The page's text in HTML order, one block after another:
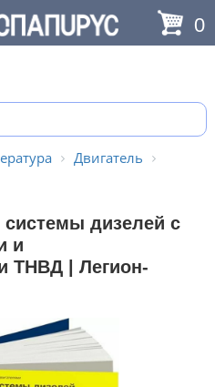
0
Двигатель
дизелей с
и
ТНВД | Легион-